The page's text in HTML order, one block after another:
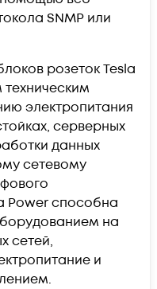
SNMP или
розеток Tesla
электропитания
серверных
данных
сетевому
Power способна
на
сетей,
и